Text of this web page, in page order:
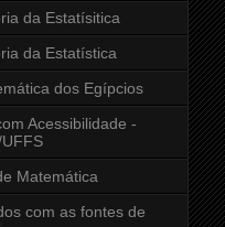
da Estatísitica
da Estatística
dos Egípcios
Acessibilidade -
Matemática
com as fontes de